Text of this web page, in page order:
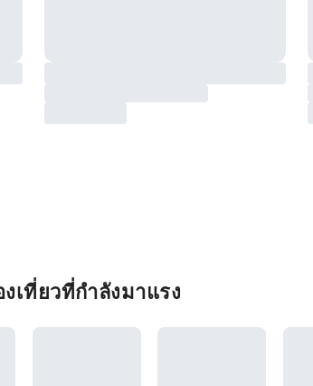
เที่ยวที่กำลังมาแรง